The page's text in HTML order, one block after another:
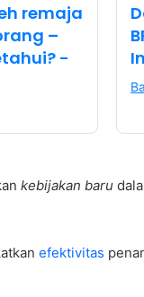
remaja
–
-
kebijakan baru
efektivitas